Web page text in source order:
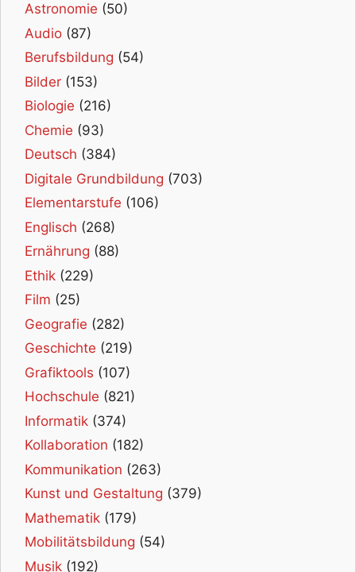
Astronomie (50)
Audio (87)
Berufsbildung (54)
Bilder (153)
Biologie (216)
Chemie (93)
Deutsch (384)
Digitale Grundbildung (703)
Elementarstufe (106)
Englisch (268)
Ernährung (88)
Ethik (229)
Film (25)
Geografie (282)
Geschichte (219)
Grafiktools (107)
Hochschule (821)
Informatik (374)
Kollaboration (182)
Kommunikation (263)
Kunst und Gestaltung (379)
Mathematik (179)
Mobilitätsbildung (54)
Musik (192)